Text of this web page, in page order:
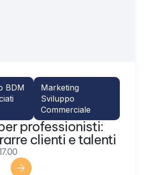
BDM
Marketing
Sviluppo
Commerciale
professionisti:
clienti e talenti